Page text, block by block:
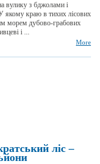
вулику з бджолами і
якому краю в тихих лісових
морем дубово-грабових
і ...
More
ліс –